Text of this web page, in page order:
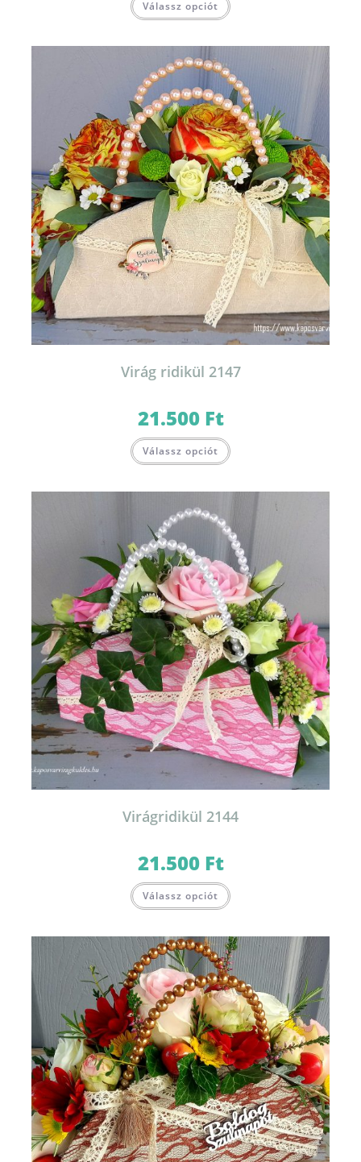
Válassz opciót
Virág ridikül 2147
21.500 Ft
Válassz opciót
Virágridikül 2144
21.500 Ft
Válassz opciót